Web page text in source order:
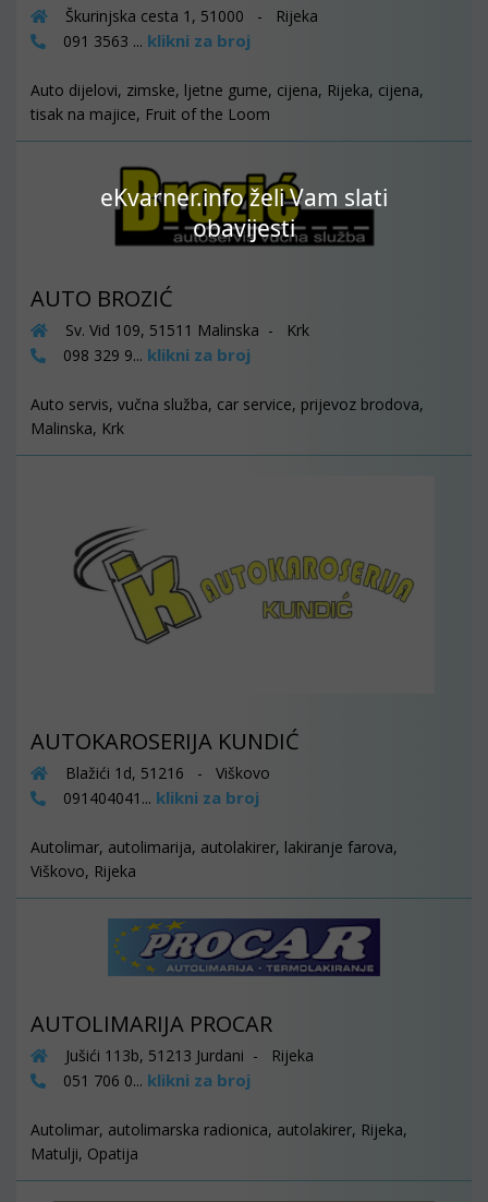
eKvarner.info želi Vam slati
obavijesti
Škurinjska cesta 1, 51000 - Rijeka
091 3563 ... klikni za broj
Auto dijelovi, zimske, ljetne gume, cijena, Rijeka, cijena,
tisak na majice, Fruit of the Loom
AUTO BROZIĆ
Sv. Vid 109, 51511 Malinska - Krk
098 329 9... klikni za broj
Auto servis, vučna služba, car service, prijevoz brodova,
Malinska, Krk
AUTOKAROSERIJA KUNDIĆ
Blažići 1d, 51216 - Viškovo
091404041... klikni za broj
Autolimar, autolimarija, autolakirer, lakiranje farova,
Viškovo, Rijeka
AUTOLIMARIJA PROCAR
Jušići 113b, 51213 Jurdani - Rijeka
051 706 0... klikni za broj
Autolimar, autolimarska radionica, autolakirer, Rijeka,
Matulji, Opatija